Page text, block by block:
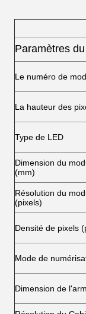
Paramètres
Le numéro de
La hauteur des
Type de LED
Dimension du
(mm)
Résolution du
(pixels)
Densité de pixels
Mode de
Dimension de